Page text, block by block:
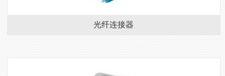
光纤连接器